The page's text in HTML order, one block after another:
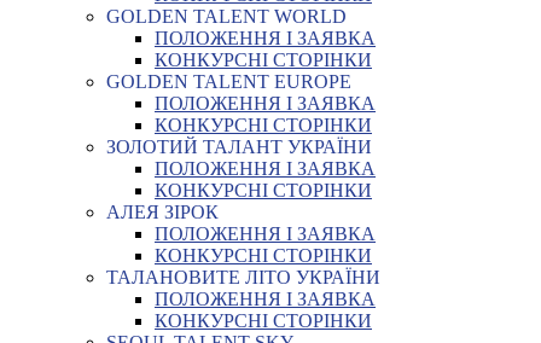
GOLDEN TALENT WORLD
ПОЛОЖЕННЯ І ЗАЯВКА
КОНКУРСНІ СТОРІНКИ
GOLDEN TALENT EUROPE
ПОЛОЖЕННЯ І ЗАЯВКА
КОНКУРСНІ СТОРІНКИ
ЗОЛОТИЙ ТАЛАНТ УКРАЇНИ
ПОЛОЖЕННЯ І ЗАЯВКА
КОНКУРСНІ СТОРІНКИ
АЛЕЯ ЗІРОК
ПОЛОЖЕННЯ І ЗАЯВКА
КОНКУРСНІ СТОРІНКИ
ТАЛАНОВИТЕ ЛІТО УКРАЇНИ
ПОЛОЖЕННЯ І ЗАЯВКА
КОНКУРСНІ СТОРІНКИ